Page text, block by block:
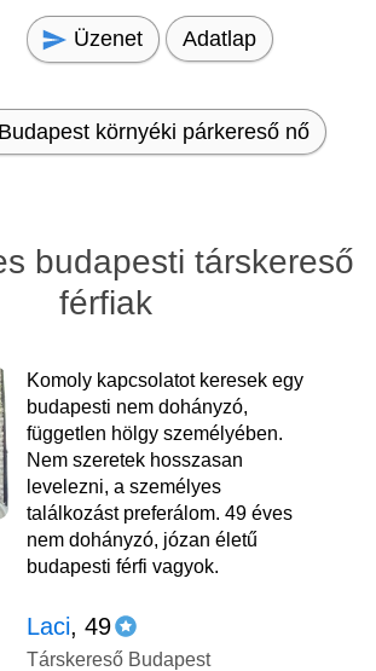
Üzenet Adatlap
környéki párkereső nő
budapesti társkereső
férfiak
Komoly kapcsolatot keresek egy
budapesti nem dohányzó,
független hölgy személyében.
Nem szeretek hosszasan
levelezni, a személyes
találkozást preferálom. 49 éves
nem dohányzó, józan életű
budapesti férfi vagyok.
Laci, 49
Társkereső Budapest